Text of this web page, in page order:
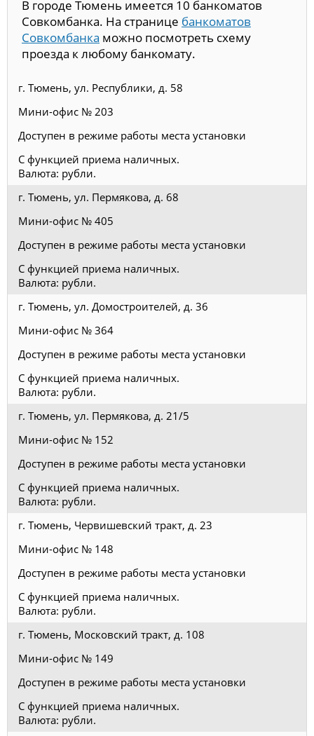
В городе Тюмень имеется 10 банкоматов
Совкомбанка. На странице банкоматов
Совкомбанка можно посмотреть схему
проезда к любому банкомату.
г. Тюмень, ул. Республики, д. 58
Мини-офис № 203
Доступен в режиме работы места установки
С функцией приема наличных.
Валюта: рубли.
г. Тюмень, ул. Пермякова, д. 68
Мини-офис № 405
Доступен в режиме работы места установки
С функцией приема наличных.
Валюта: рубли.
г. Тюмень, ул. Домостроителей, д. 36
Мини-офис № 364
Доступен в режиме работы места установки
С функцией приема наличных.
Валюта: рубли.
г. Тюмень, ул. Пермякова, д. 21/5
Мини-офис № 152
Доступен в режиме работы места установки
С функцией приема наличных.
Валюта: рубли.
г. Тюмень, Червишевский тракт, д. 23
Мини-офис № 148
Доступен в режиме работы места установки
С функцией приема наличных.
Валюта: рубли.
г. Тюмень, Московский тракт, д. 108
Мини-офис № 149
Доступен в режиме работы места установки
С функцией приема наличных.
Валюта: рубли.